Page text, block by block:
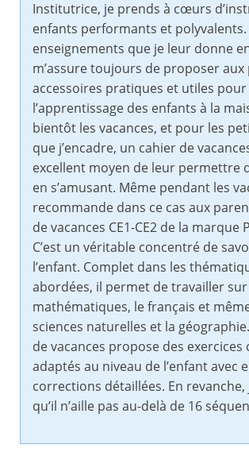
Institutrice, je prends à cœurs
enfants performants et polyvalents.
enseignements que je leur donne
m’assure toujours de proposer aux
accessoires pratiques et utiles pour
l’apprentissage des enfants à la
bientôt les vacances, et pour les
que j’encadre, un cahier de
excellent moyen de leur permettre
en s’amusant. Même pendant les
recommande dans ce cas aux
de vacances CE1-CE2 de la marque
C’est un véritable concentré de
l’enfant. Complet dans les
abordées, il permet de travailler sur
mathématiques, le français et
sciences naturelles et la
de vacances propose des
adaptés au niveau de l’enfant avec
corrections détaillées. En
qu’il n’aille pas au-delà de 16